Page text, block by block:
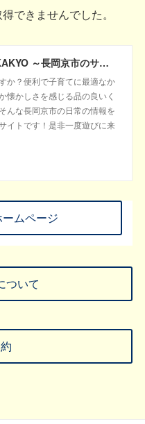
できませんでした。
SENSE NAGAOKAKYO ～長岡京市のサブサイト～
か？便利で子育てに最適なか
懐かしさを感じる品の良いく
んな長岡京市の日常の情報を
イトです！是非一度遊びに来
ムページ
ついて